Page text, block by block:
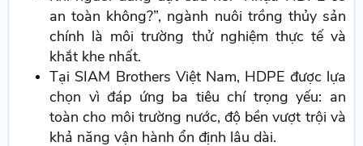
an toàn không?”, ngành nuôi trồng thủy sản
chính là môi trường thử nghiệm thực tế và
khắt khe nhất.
Tại SIAM Brothers Việt Nam, HDPE được lựa
chọn vì đáp ứng ba tiêu chí trọng yếu: an
toàn cho môi trường nước, độ bền vượt trội và
khả năng vận hành ổn định lâu dài.